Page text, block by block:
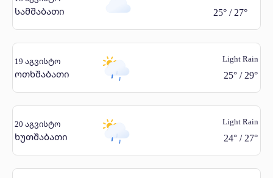
სამშაბათი 25°/27°
19 აგვისტო
ოთხშაბათი
Light Rain
25°/29°
20 აგვისტო
ხუთშაბათი
Light Rain
24°/27°